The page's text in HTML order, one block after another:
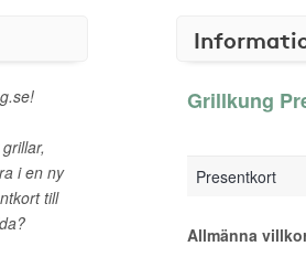
i en ny
till
Grillkung
Presentkort
Allmänna